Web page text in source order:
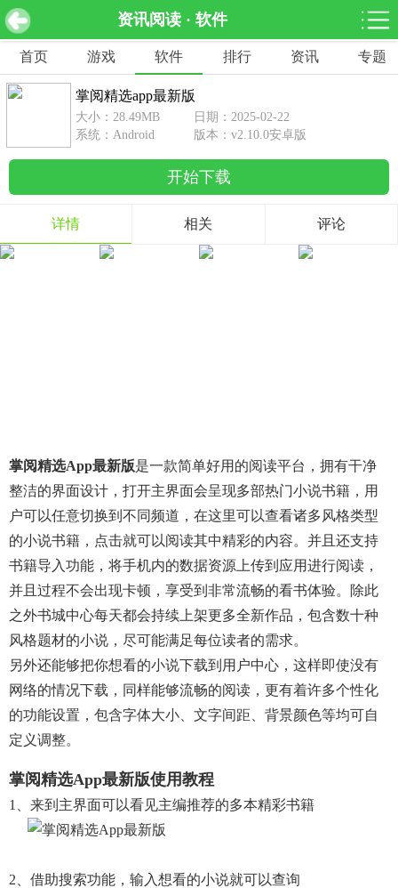
资讯阅读 · 软件
网游分类 软件分类
休闲益智
462款游戏
赛车竞速
122款游戏
43款游戏
1642款游戏
动作射击
351款游戏
69款游戏
经营养成
策略塔防
冒险解谜
首页 游戏 软件 排行 资讯 专题
掌阅精选app最新版 v2.10.0安卓版 下载
掌阅精选app最新版
大小：28.49MB
日期：2025-02-22
系统：Android
版本：v2.10.0安卓版
开始下载
详情 相关 评论
掌阅精选app最新版是一款简单好用的阅读平台，拥有干净
整洁的界面设计，打开主界面会呈现多部热门小说书籍，用
户可以任意切换到不同频道，在这里可以查看诸多风格类型
的小说书籍，点击就可以阅读其中精彩的内容。并且还支持
书籍导入功能，将手机内的数据资源上传到应用进行阅读，
并且过程不会出现卡顿，享受到非常流畅的看书体验。除此
之外书城中心每天都会持续上架更多全新作品，包含数十种
风格题材的小说，尽可能满足每位读者的需求。
另外还能够把你想看的小说下载到用户中心，这样即使没有
网络的情况下载，同样能够流畅的阅读，更有着许多个性化
的功能设置，包含字体大小、文字间距、背景颜色等均可自
定义调整。
掌阅精选app最新版使用教程
1、来到主界面可以看见主编推荐的多本精彩书籍
2、借助搜索功能，输入想看的小说就可以查询